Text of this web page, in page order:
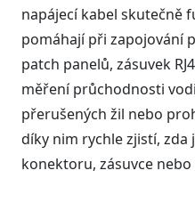
napájecí kabel skutečně
pomáhají při zapojování
patch panelů, zásuvek
měření průchodnosti
přerušených žil nebo
díky nim rychle zjistí, zda
konektoru, zásuvce